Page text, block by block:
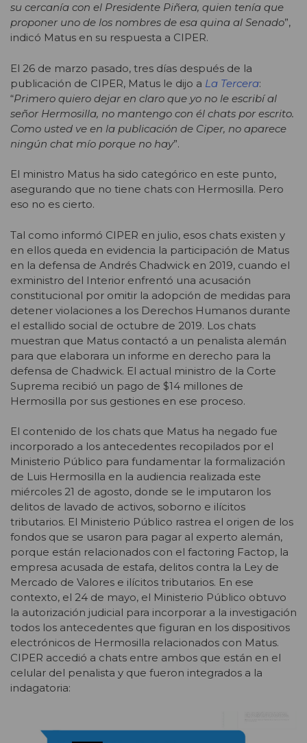
su cercanía con el Presidente Piñera, quien tenía que
proponer uno de los nombres de esa quina al Senado”,
indicó Matus en su respuesta a CIPER.
El 26 de marzo pasado, tres días después de la
publicación de CIPER, Matus le dijo a La Tercera:
“Primero quiero dejar en claro que yo no le escribí al
señor Hermosilla, no mantengo con él chats por escrito.
Como usted ve en la publicación de Ciper, no aparece
ningún chat mío porque no hay”.
El ministro Matus ha sido categórico en este punto,
asegurando que no tiene chats con Hermosilla. Pero
eso no es cierto.
Tal como informó CIPER en julio, esos chats existen y
en ellos queda en evidencia la participación de Matus
en la defensa de Andrés Chadwick en 2019, cuando el
exministro del Interior enfrentó una acusación
constitucional por omitir la adopción de medidas para
detener violaciones a los Derechos Humanos durante
el estallido social de octubre de 2019. Los chats
muestran que Matus contactó a un penalista alemán
para que elaborara un informe en derecho para la
defensa de Chadwick. El actual ministro de la Corte
Suprema recibió un pago de $14 millones de
Hermosilla por sus gestiones en ese proceso.
El contenido de los chats que Matus ha negado fue
incorporado a los antecedentes recopilados por el
Ministerio Público para fundamentar la formalización
de Luis Hermosilla en la audiencia realizada este
miércoles 21 de agosto, donde se le imputaron los
delitos de lavado de activos, soborno e ilícitos
tributarios. El Ministerio Público rastrea el origen de los
fondos que se usaron para pagar al experto alemán,
porque están relacionados con el factoring Factop, la
empresa acusada de estafa, delitos contra la Ley de
Mercado de Valores e ilícitos tributarios. En ese
contexto, el 24 de mayo, el Ministerio Público obtuvo
la autorización judicial para incorporar a la investigación
todos los antecedentes que figuran en los dispositivos
electrónicos de Hermosilla relacionados con Matus.
CIPER accedió a chats entre ambos que están en el
celular del penalista y que fueron integrados a la
indagatoria: